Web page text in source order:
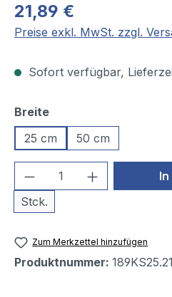
21,89 €
Preise exkl. MwSt. zzgl.
Sofort verfügbar,
Breiteauswählen
25 cm
50 cm
Produkt Anzahl:
Stck.
Zum Merkzettel hinzufügen
Produktnummer: 189KS25.21